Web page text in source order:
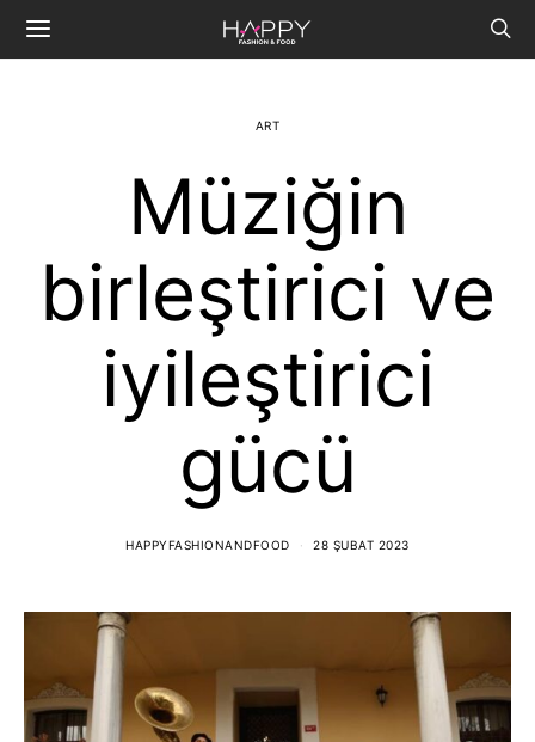
ART
Müziğin
birleştirici ve
iyileştirici
gücü
HAPPYFASHIONANDFOOD 28 ŞUBAT 2023